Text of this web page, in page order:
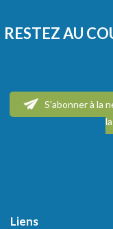
RESTEZ AU
S'abonner à la
Liens